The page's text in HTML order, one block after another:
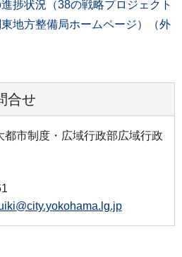
捗状況（38の戦略プロジェクト
地方整備局ホームページ）（外
合せ
市制度・広域行政部広域行政